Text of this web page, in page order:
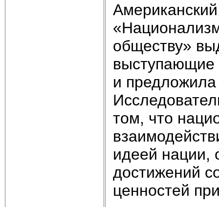
обществу»
выступающие
и
том, что
идеей нации,
достижений
ценностей